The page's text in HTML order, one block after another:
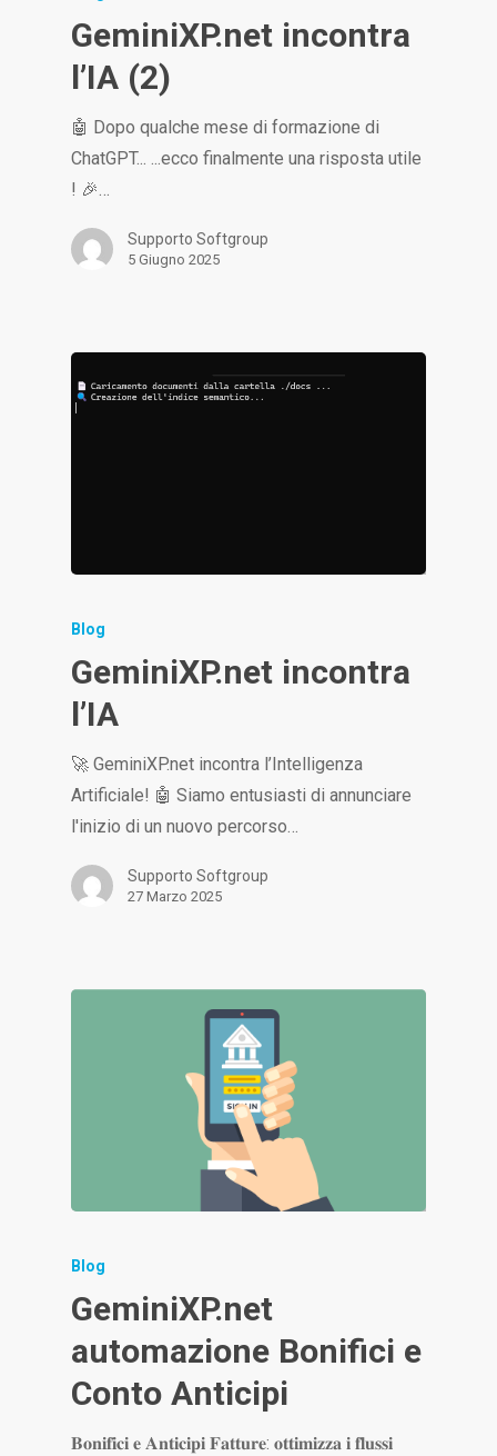
GeminiXP.net incontra
l’IA (2)
🤖 Dopo qualche mese di formazione di
ChatGPT... ...ecco finalmente una risposta utile
! 🎉…
Supporto Softgroup
5 Giugno 2025
Blog
GeminiXP.net incontra
l’IA
🚀 GeminiXP.net incontra l’Intelligenza
Artificiale! 🤖 Siamo entusiasti di annunciare
l'inizio di un nuovo percorso…
Supporto Softgroup
27 Marzo 2025
Blog
GeminiXP.net
automazione Bonifici e
Conto Anticipi
𝐁𝐨𝐧𝐢𝐟𝐢𝐜𝐢 𝐞 𝐀𝐧𝐭𝐢𝐜𝐢𝐩𝐢 𝐅𝐚𝐭𝐭𝐮𝐫𝐞: 𝐨𝐭𝐭𝐢𝐦𝐢𝐳𝐳𝐚 𝐢 𝐟𝐥𝐮𝐬𝐬𝐢